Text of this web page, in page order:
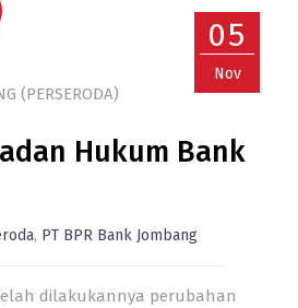
05
Nov
Hukum Bank
, PT BPR Bank Jombang
dilakukannya perubahan